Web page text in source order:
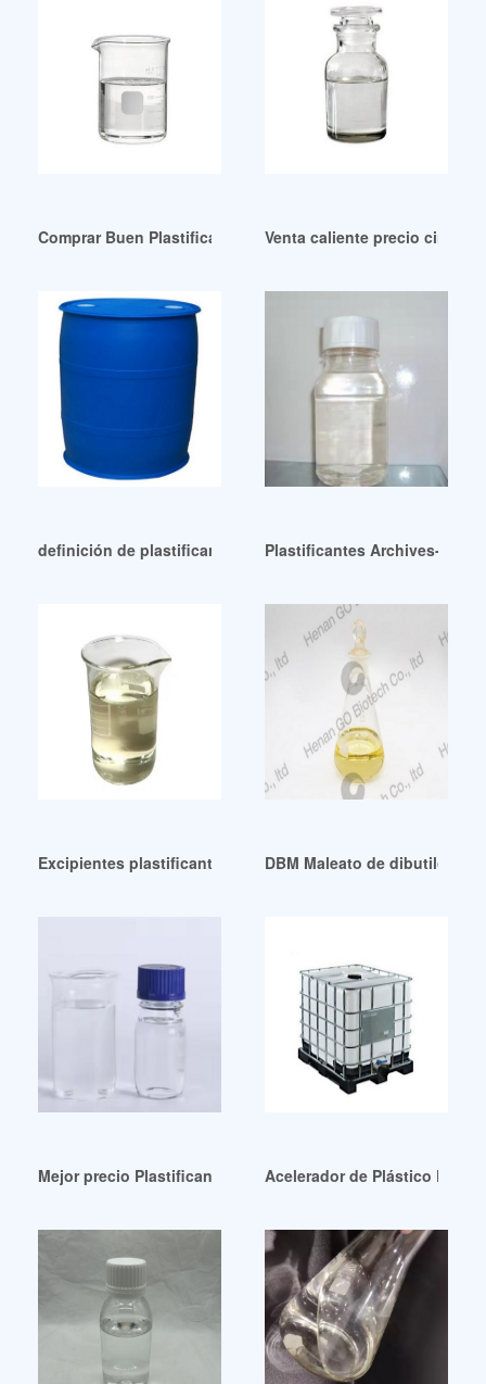
Comprar Buen Plastificante DEHA DOA Di 2 Nicaragua
Venta caliente precio
definición de plastificante de bajo precio nicaragua
Plastificantes Archives-
Excipientes plastificantes ecológicos y ecológicos
DBM Maleato de dibutilo
Mejor precio Plastificante ESBO Para Pvc En Peru
Acelerador de Plástico